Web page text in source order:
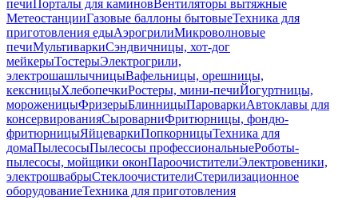
печиПорталы для каминовВентиляторы вытяжные
МетеостанцииГазовые баллоны бытовыеТехника для
приготовления едыАэрогрилиМикроволновые
печиМультиваркиСэндвичницы, хот-дог
мейкерыТостерыЭлектрогрили,
электрошашлычницыВафельницы, орешницы,
кексницыХлебопечкиРостеры, мини-печиЙогуртницы,
мороженицыФризерыБлинницыПароваркиАвтоклавы для
консервированияСыроварниФритюрницы, фондю-
фритюрницыЯйцеваркиПопкорницыТехника для
домаПылесосыПылесосы профессиональныеРоботы-
пылесосы, мойщики оконПароочистителиЭлектровеники,
электрошвабрыСтеклоочистителиСтерилизационное
оборудованиеТехника для приготовления